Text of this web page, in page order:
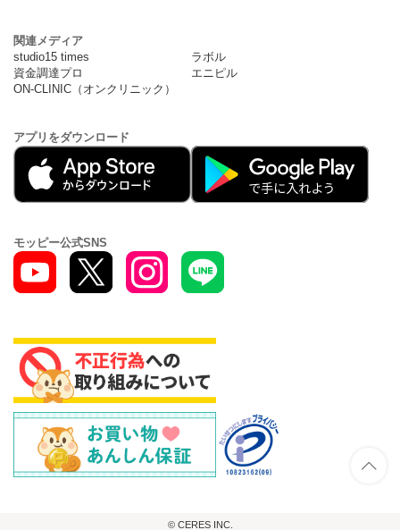
関連メディア
studio15 times
ラボル
資金調達プロ
エニピル
ON-CLINIC（オンクリニック）
アプリをダウンロード
モッピー公式SNS
© CERES INC.